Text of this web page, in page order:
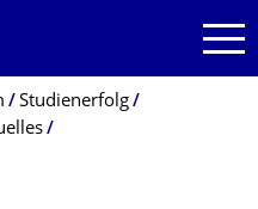
Studienerfolg